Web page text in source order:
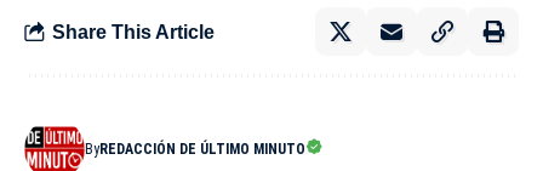
Share This Article
ByREDACCIÓN DE ÚLTIMO MINUTO